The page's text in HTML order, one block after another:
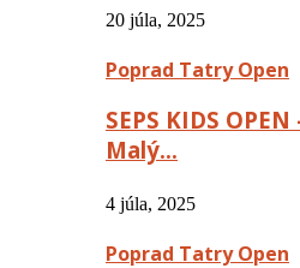
20 júla, 2025
Poprad Tatry Open
SEPS KIDS
Malý…
4 júla, 2025
Poprad Tatry Open